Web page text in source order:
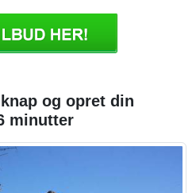
og opret din
minutter